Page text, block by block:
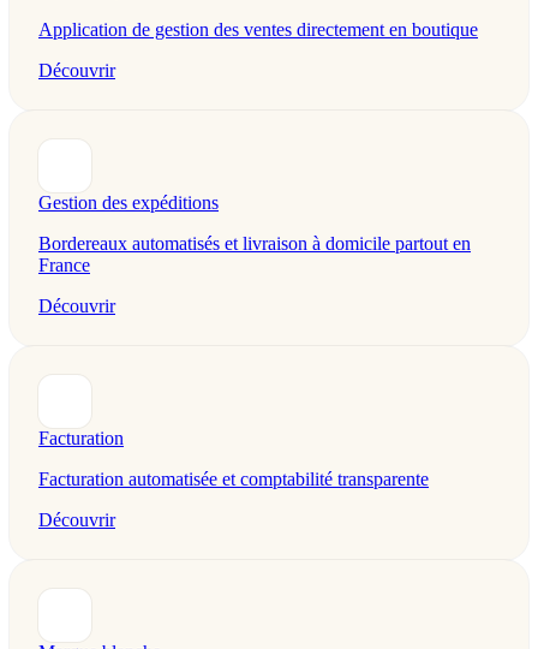
Application de gestion des ventes directement en boutique
Découvrir
Gestion des expéditions
Bordereaux automatisés et livraison à domicile partout en
France
Découvrir
Facturation
Facturation automatisée et comptabilité transparente
Découvrir